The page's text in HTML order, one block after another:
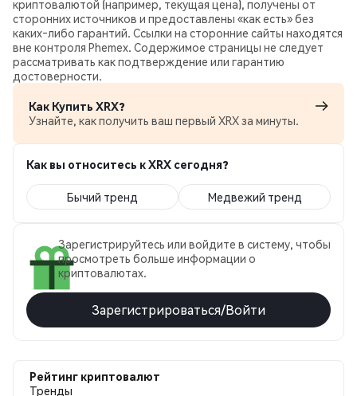
криптовалютой (например, текущая цена), получены от
сторонних источников и предоставлены «как есть» без
каких‑либо гарантий. Ссылки на сторонние сайты находятся
вне контроля Phemex. Содержимое страницы не следует
рассматривать как подтверждение или гарантию
достоверности.
Как Купить XRX?
Узнайте, как получить ваш первый XRX за минуты.
Как вы относитесь к XRX сегодня?
Бычий тренд Медвежий тренд
Зарегистрируйтесь или войдите в систему, чтобы
просмотреть больше информации о
криптовалютах.
Зарегистрироваться/Войти
Рейтинг криптовалют
Тренды